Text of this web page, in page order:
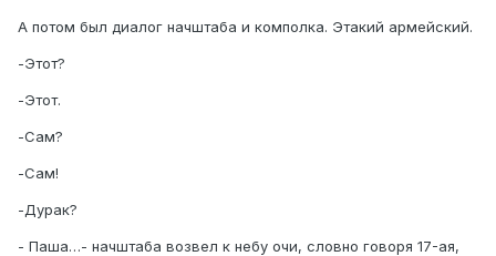
А потом был диалог начштаба и комполка. Этакий армейский.
-Этот?
-Этот.
-Сам?
-Сам!
-Дурак?
- Паша…- начштаба возвел к небу очи, словно говоря 17-ая,